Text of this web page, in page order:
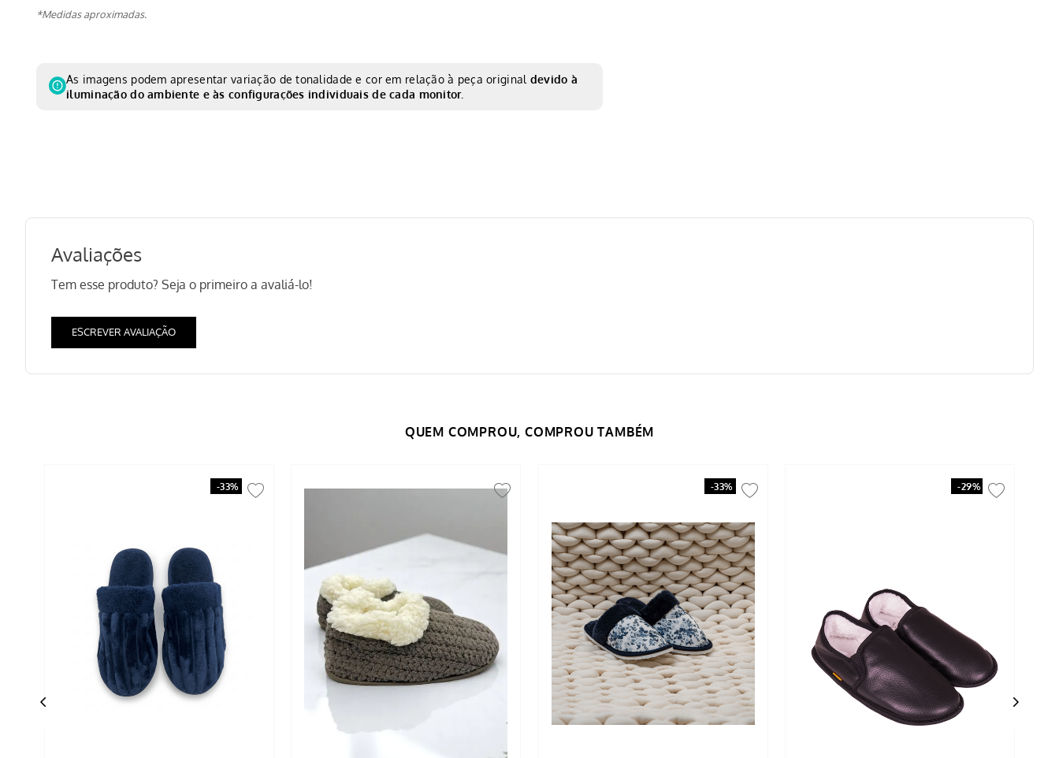
*Medidas aproximadas.
As imagens podem apresentar variação de tonalidade e cor em relação à peça original devido à
iluminação do ambiente e às configurações individuais de cada monitor.
Avaliações
Tem esse produto? Seja o primeiro a avaliá-lo!
ESCREVER AVALIAÇÃO
-33% -33% -29%